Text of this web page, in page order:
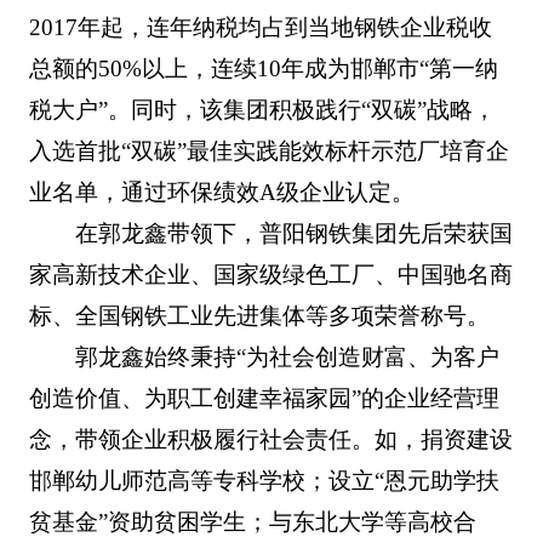
2017年起，连年纳税均占到当地钢铁企业税收
总额的50%以上，连续10年成为邯郸市“第一纳
税大户”。同时，该集团积极践行“双碳”战略，
入选首批“双碳”最佳实践能效标杆示范厂培育企
业名单，通过环保绩效A级企业认定。
在郭龙鑫带领下，普阳钢铁集团先后荣获国
家高新技术企业、国家级绿色工厂、中国驰名商
标、全国钢铁工业先进集体等多项荣誉称号。
郭龙鑫始终秉持“为社会创造财富、为客户
创造价值、为职工创建幸福家园”的企业经营理
念，带领企业积极履行社会责任。如，捐资建设
邯郸幼儿师范高等专科学校；设立“恩元助学扶
贫基金”资助贫困学生；与东北大学等高校合